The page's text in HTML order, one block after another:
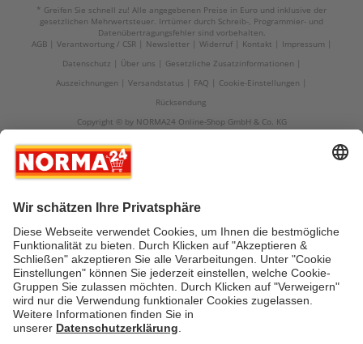
* Greifen Sie schnell zu! Alle angegebenen Preise in Euro und inklusive der
gesetzlichen Mehrwertsteuer. Irrtümer durch Schreib-, Programmier- und
Datenübertragungsfehler sind vorbehalten.
AGB
Verantwortung / CSR Newsletter Widerruf Kontakt
Impressum
Datenschutz
Über uns
Gesetzliche Zusatzinformationen
Auszeichnungen
Versandstatus FAQ
Cookie-Einstellungen
Rücksendung
Copyright © by NORMA24 Online-Shop GmbH & Co. KG